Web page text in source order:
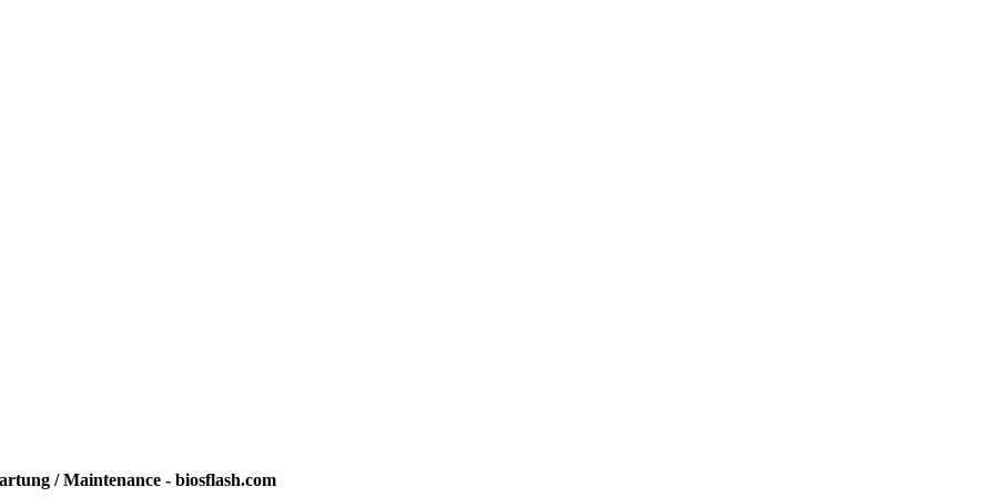
/ Maintenance - biosflash.com